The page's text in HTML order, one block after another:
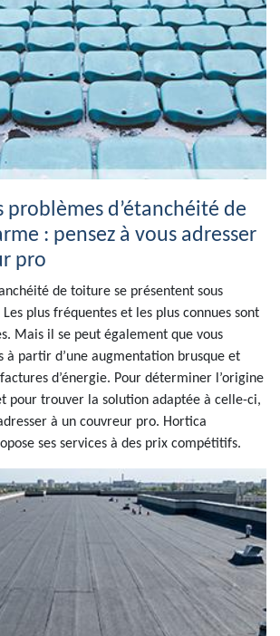
problèmes d’étanchéité de
: pensez à vous adresser
pro
de toiture se présentent sous
plus fréquentes et les plus connues sont
Mais il se peut également que vous
à partir d’une augmentation brusque et
d’énergie. Pour déterminer l’origine
pour trouver la solution adaptée à celle-ci,
à un couvreur pro. Hortica
ses services à des prix compétitifs.